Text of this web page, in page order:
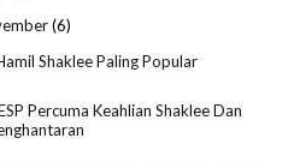
(6)
Shaklee Paling Popular
Percuma Keahlian Shaklee Dan